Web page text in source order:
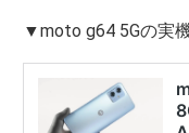
▼moto g64 5Gの実